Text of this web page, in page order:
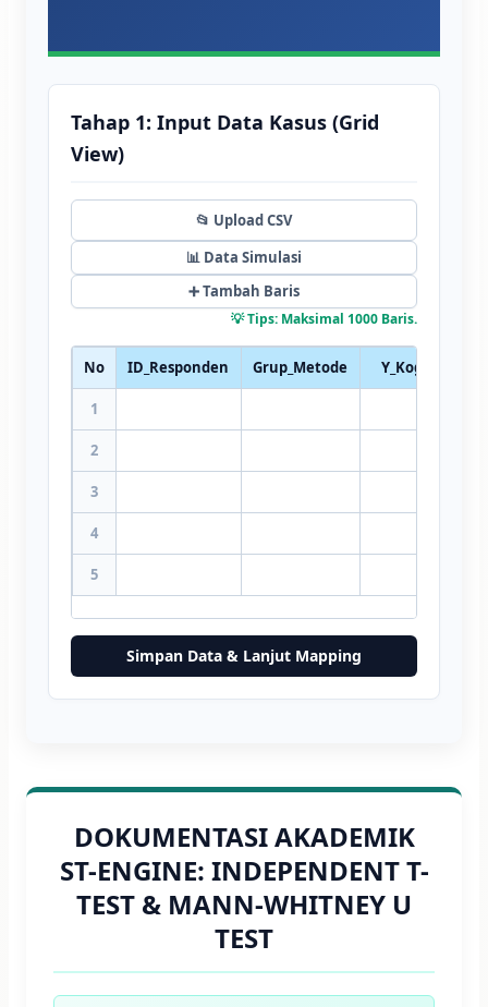
Tahap 1: Input Data Kasus (Grid
View)
📂 Upload CSV
📊 Data Simulasi
➕ Tambah Baris
💡 Tips: Maksimal 1000 Baris.
No ID_Responden Grup_Metode Y_Kognitif
1
2
3
4
5
Simpan Data & Lanjut Mapping
DOKUMENTASI AKADEMIK
ST-ENGINE: INDEPENDENT T-
TEST & MANN-WHITNEY U
TEST